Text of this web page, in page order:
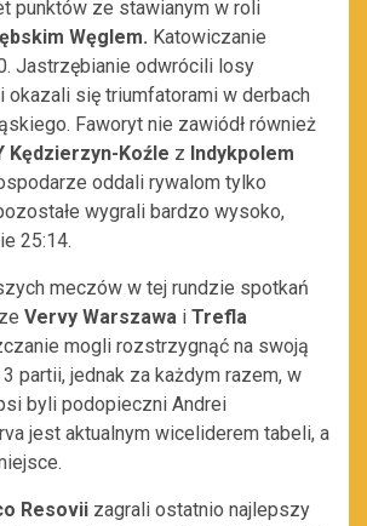
punktów ze stawianym w roli
Węglem. Katowiczanie
Jastrzębianie odwrócili losy
okazali się triumfatorami w derbach
Faworyt nie zawiódł również
Kędzierzyn-Koźle z Indykpolem
oddali rywalom tylko
wygrali bardzo wysoko,
25:14.
meczów w tej rundzie spotkań
Vervy Warszawa i Trefla
mogli rozstrzygnąć na swoją
partii, jednak za każdym razem, w
byli podopieczni Andrei
jest aktualnym wiceliderem tabeli, a
Resovii zagrali ostatnio najlepszy